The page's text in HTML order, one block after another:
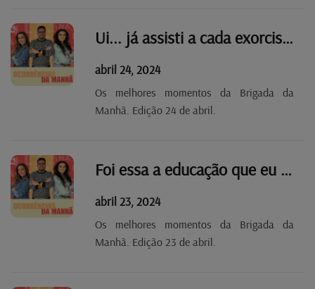
Ui... já assisti a cada exorcismo!
abril 24, 2024
Os melhores momentos da Brigada da
Manhã. Edição 24 de abril.
Foi essa a educação que eu te dei?!
abril 23, 2024
Os melhores momentos da Brigada da
Manhã. Edição 23 de abril.